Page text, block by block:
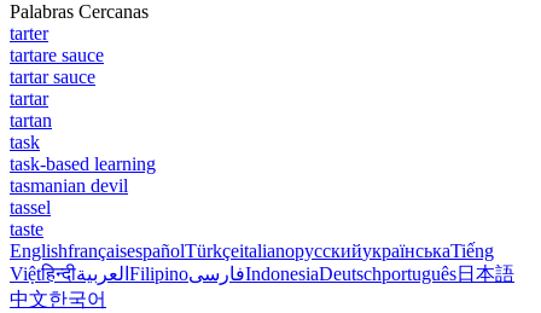
Palabras Cercanas
tarter
tartare sauce
tartar sauce
tartar
tartan
task
task-based learning
tasmanian devil
tassel
taste
EnglishfrançaisespañolTürkçeitalianoрусскийукраїнськаTiếng
Việtहिन्दीالعربية FilipinoفارسیIndonesiaDeutschportuguês日本語
中文한국어